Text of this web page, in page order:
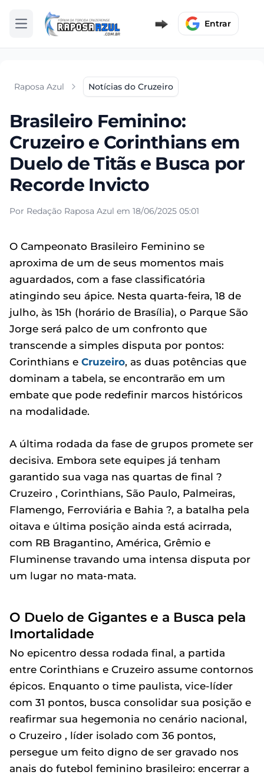
Abrir menu Entrar
Raposa Azul Notícias do Cruzeiro
Brasileiro Feminino:
Cruzeiro e Corinthians em
Duelo de Titãs e Busca por
Recorde Invicto
Por Redação Raposa Azul em 18/06/2025 05:01
O Campeonato Brasileiro Feminino se
aproxima de um de seus momentos mais
aguardados, com a fase classificatória
atingindo seu ápice. Nesta quarta-feira, 18 de
julho, às 15h (horário de Brasília), o Parque São
Jorge será palco de um confronto que
transcende a simples disputa por pontos:
Corinthians e Cruzeiro, as duas potências que
dominam a tabela, se encontrarão em um
embate que pode redefinir marcos históricos
na modalidade.
A última rodada da fase de grupos promete ser
decisiva. Embora sete equipes já tenham
garantido sua vaga nas quartas de final ?
Cruzeiro , Corinthians, São Paulo, Palmeiras,
Flamengo, Ferroviária e Bahia ?, a batalha pela
oitava e última posição ainda está acirrada,
com RB Bragantino, América, Grêmio e
Fluminense travando uma intensa disputa por
um lugar no mata-mata.
O Duelo de Gigantes e a Busca pela
Imortalidade
No epicentro dessa rodada final, a partida
entre Corinthians e Cruzeiro assume contornos
épicos. Enquanto o time paulista, vice-líder
com 31 pontos, busca consolidar sua posição e
reafirmar sua hegemonia no cenário nacional,
o Cruzeiro , líder isolado com 36 pontos,
persegue um feito digno de ser gravado nos
anais do futebol feminino brasileiro: encerrar a